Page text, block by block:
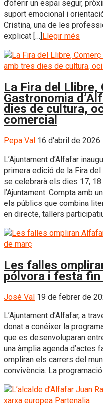
d’oferir un espai segur,
suport emocional i
Cristina, una de les
explicat […] Llegir més
La Fira del Llibre,
Gastronomia
dies de cultura,
comercial
Pepa Val 16 d'abril de 2026
L’Ajuntament d’Alfafar
primera edició de la Fira del
se celebrarà els dies 17, 18
l’Ajuntament. Compta amb
els públics que combina
en directe, tallers
Les falles
pólvora i festa fin
José Val 19 de febrer de
L’Ajuntament d’Alfafar, a
donat a conéixer la
que es desenvoluparan
una àmplia agenda d’actes
ompliran els carrers del
convivència. La